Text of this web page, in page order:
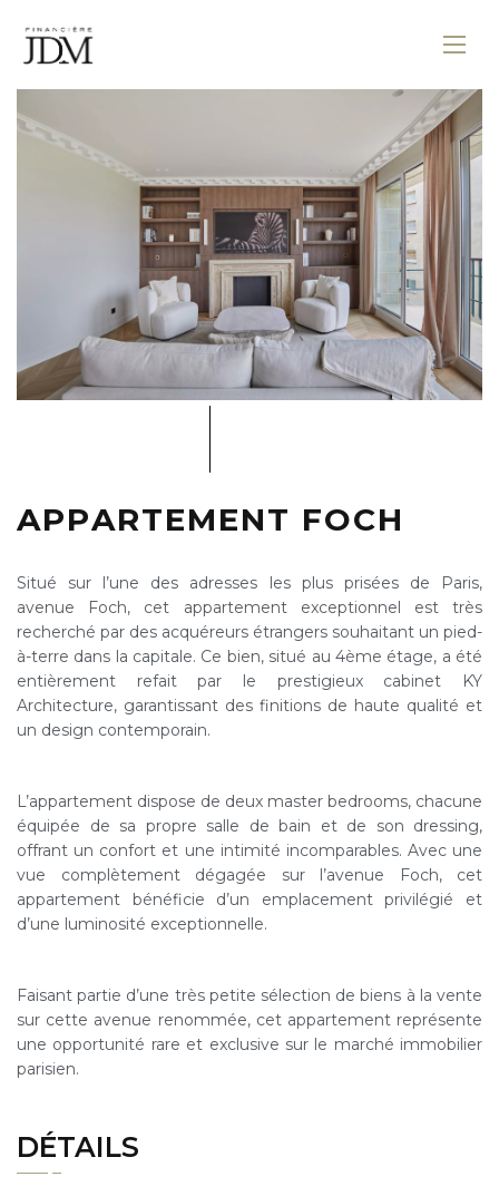
APPARTEMENT FOCH
Situé sur l’une des adresses les plus prisées de Paris,
avenue Foch, cet appartement exceptionnel est très
recherché par des acquéreurs étrangers souhaitant un pied-
à-terre dans la capitale. Ce bien, situé au 4ème étage, a été
entièrement refait par le prestigieux cabinet KY
Architecture, garantissant des finitions de haute qualité et
un design contemporain.
L’appartement dispose de deux master bedrooms, chacune
équipée de sa propre salle de bain et de son dressing,
offrant un confort et une intimité incomparables. Avec une
vue complètement dégagée sur l’avenue Foch, cet
appartement bénéficie d’un emplacement privilégié et
d’une luminosité exceptionnelle.
Faisant partie d’une très petite sélection de biens à la vente
sur cette avenue renommée, cet appartement représente
une opportunité rare et exclusive sur le marché immobilier
parisien.
DÉTAILS